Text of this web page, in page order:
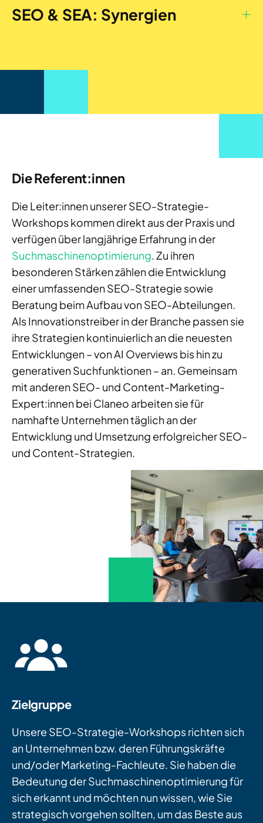
SEO & SEA: Synergien
Die Referent:innen
Die Leiter:innen unserer SEO-Strategie-
Workshops kommen direkt aus der Praxis und
verfügen über langjährige Erfahrung in der
Suchmaschinenoptimierung. Zu ihren
besonderen Stärken zählen die Entwicklung
einer umfassenden SEO-Strategie sowie
Beratung beim Aufbau von SEO-Abteilungen.
Als Innovationstreiber in der Branche passen sie
ihre Strategien kontinuierlich an die neuesten
Entwicklungen – von AI Overviews bis hin zu
generativen Suchfunktionen – an. Gemeinsam
mit anderen SEO- und Content-Marketing-
Expert:innen bei Claneo arbeiten sie für
namhafte Unternehmen täglich an der
Entwicklung und Umsetzung erfolgreicher SEO-
und Content-Strategien.
Zielgruppe
Unsere SEO-Strategie-Workshops richten sich
an Unternehmen bzw. deren Führungskräfte
und/oder Marketing-Fachleute. Sie haben die
Bedeutung der Suchmaschinenoptimierung für
sich erkannt und möchten nun wissen, wie Sie
strategisch vorgehen sollten, um das Beste aus